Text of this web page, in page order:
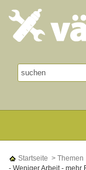
Startseite > Themen